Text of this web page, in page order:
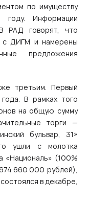
по имуществу
Информации
РАД говорят, что
с ДИГМ и намерены
предложения
третьим. Первый
В рамках того
на общую сумму
торги —
бульвар, 31»
ушли с молотка
«Националь» (100%
660 000 рублей),
в декабре,